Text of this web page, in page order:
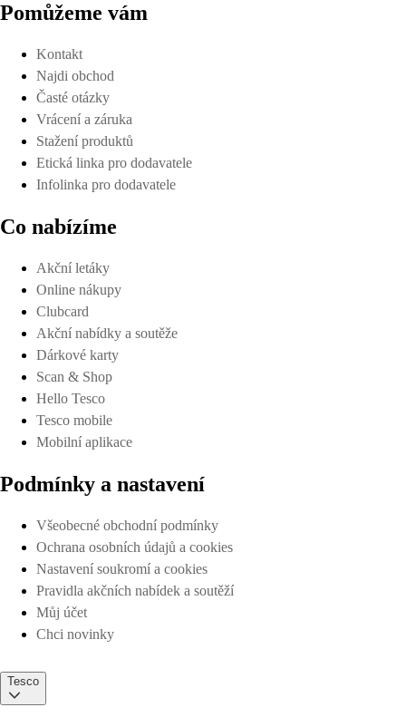
Pomůžeme vám
Kontakt
Najdi obchod
Časté otázky
Vrácení a záruka
Stažení produktů
Etická linka pro dodavatele
Infolinka pro dodavatele
Co nabízíme
Akční letáky
Online nákupy
Clubcard
Akční nabídky a soutěže
Dárkové karty
Scan & Shop
Hello Tesco
Tesco mobile
Mobilní aplikace
Podmínky a nastavení
Všeobecné obchodní podmínky
Ochrana osobních údajů a cookies
Nastavení soukromí a cookies
Pravidla akčních nabídek a soutěží
Můj účet
Chci novinky
Tesco